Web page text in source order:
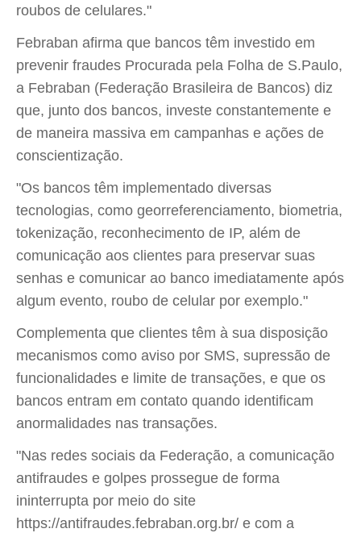
roubos de celulares."
Febraban afirma que bancos têm investido em
prevenir fraudes Procurada pela Folha de S.Paulo,
a Febraban (Federação Brasileira de Bancos) diz
que, junto dos bancos, investe constantemente e
de maneira massiva em campanhas e ações de
conscientização.
"Os bancos têm implementado diversas
tecnologias, como georreferenciamento, biometria,
tokenização, reconhecimento de IP, além de
comunicação aos clientes para preservar suas
senhas e comunicar ao banco imediatamente após
algum evento, roubo de celular por exemplo."
Complementa que clientes têm à sua disposição
mecanismos como aviso por SMS, supressão de
funcionalidades e limite de transações, e que os
bancos entram em contato quando identificam
anormalidades nas transações.
"Nas redes sociais da Federação, a comunicação
antifraudes e golpes prossegue de forma
ininterrupta por meio do site
https://antifraudes.febraban.org.br/ e com a